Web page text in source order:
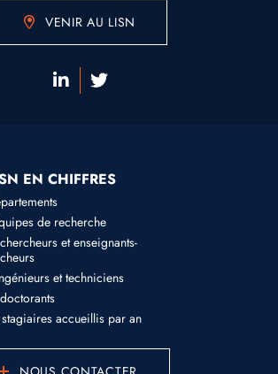
VENIR AU LISN
EN CHIFFRES
de recherche
et enseignants-
et techniciens
accueillis par an